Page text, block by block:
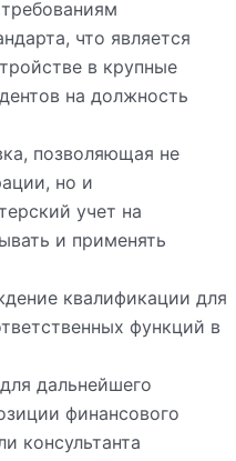
что является
в крупные
на должность
позволяющая не
но и
учет на
и применять
квалификации для
функций в
дальнейшего
финансового
консультанта